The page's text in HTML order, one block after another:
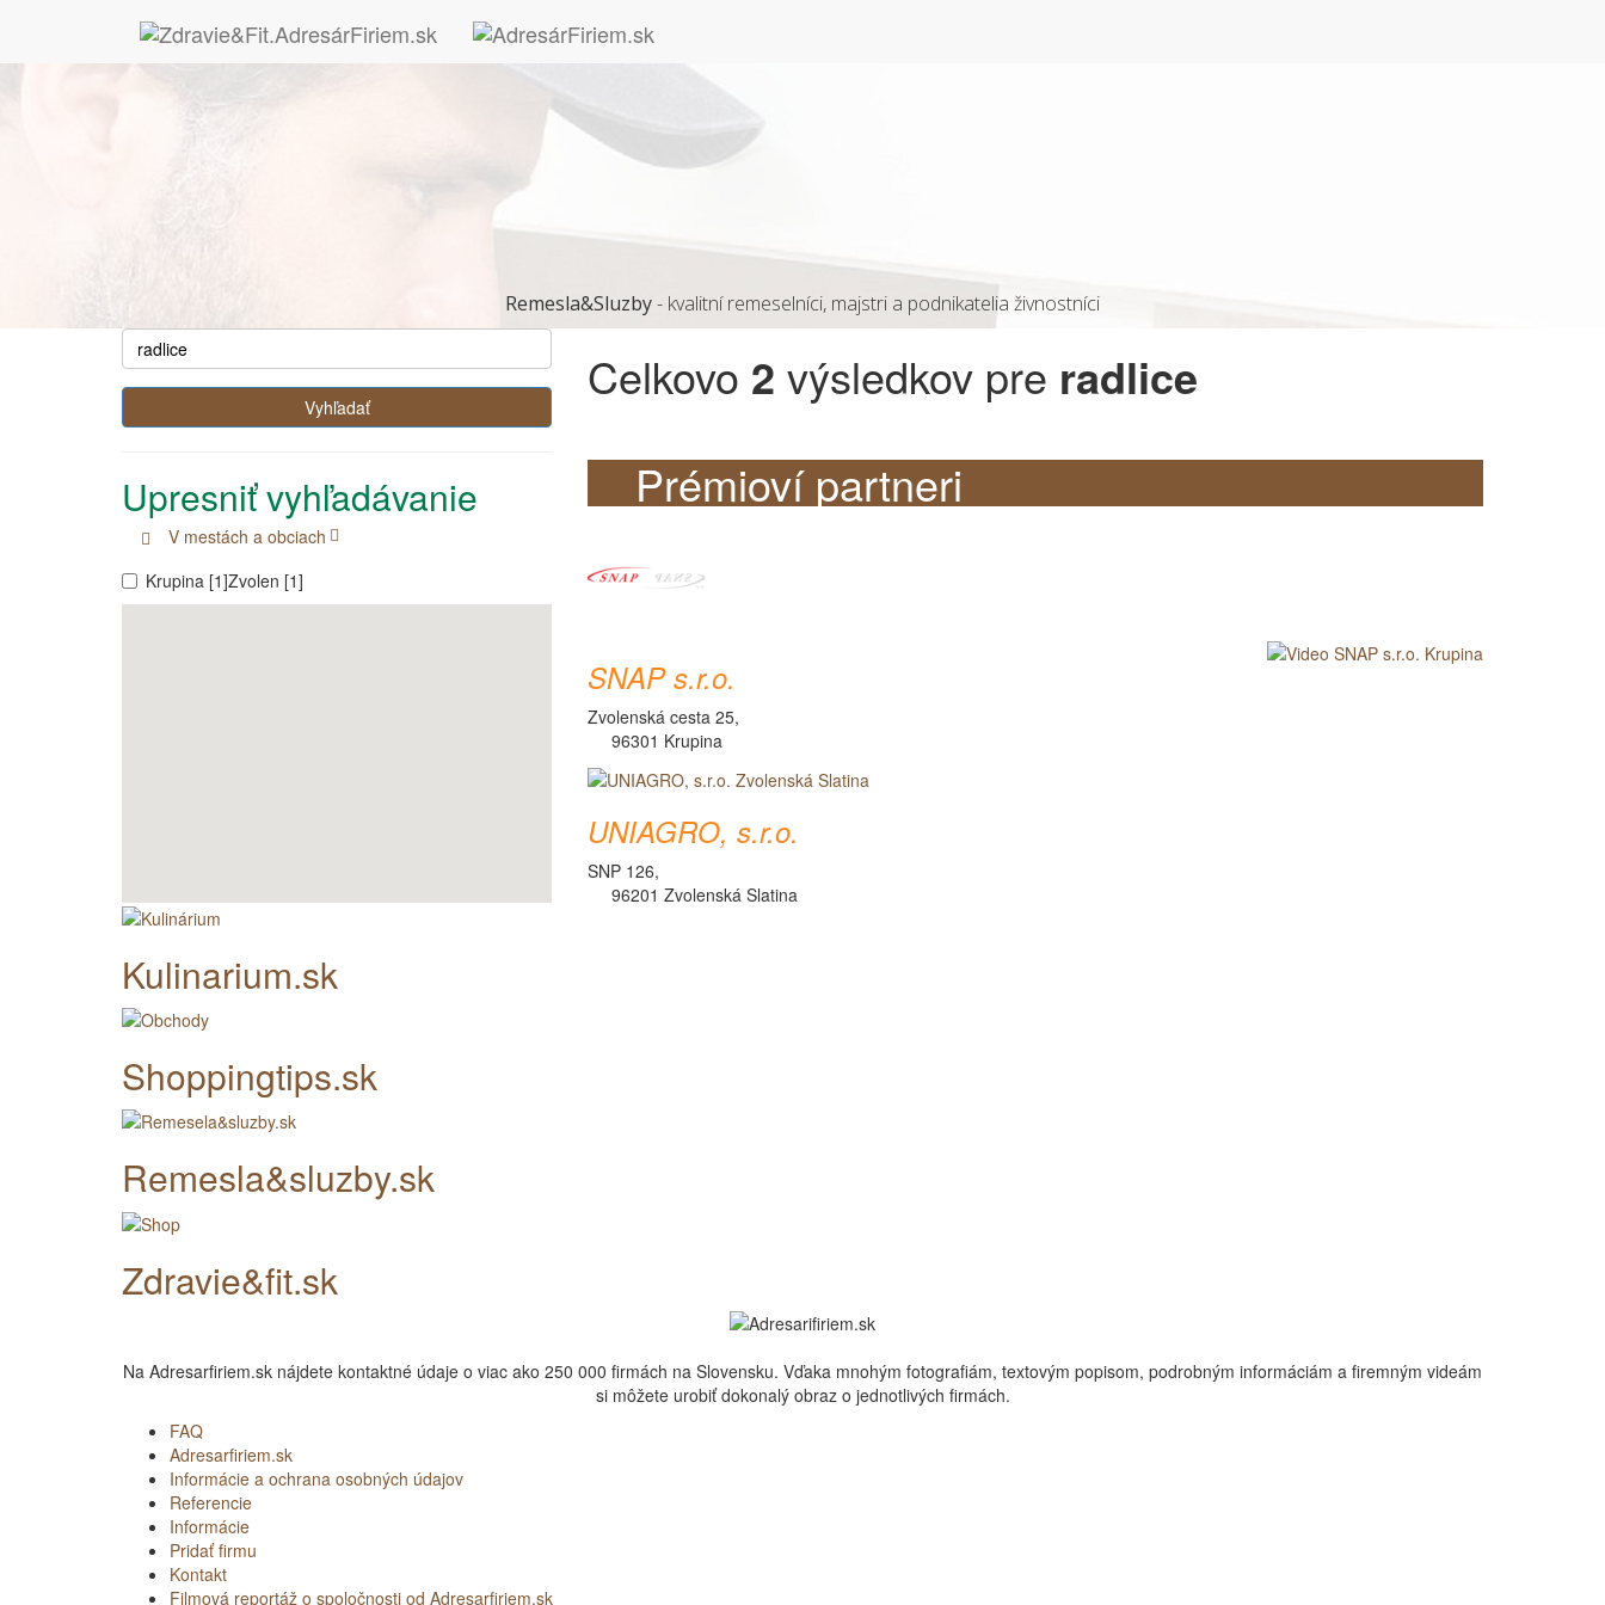
Remesla&Sluzby- kvalitní remeselníci, majstri a podnikatelia živnostníci
Upresniť vyhľadávanie
V mestách a obciach
Krupina [1]Zvolen [1]
Kulinarium.sk
Shoppingtips.sk
Remesla&sluzby.sk
Zdravie&fit.sk
Celkovo 2 výsledkov pre radlice
Prémioví partneri
SNAP s.r.o.
Zvolenská cesta 25,
96301 Krupina
UNIAGRO, s.r.o.
SNP 126,
96201 Zvolenská Slatina
Na Adresarfiriem.sk nájdete kontaktné údaje o viac ako 250 000 firmách na Slovensku. Vďaka mnohým fotografiám, textovým popisom, podrobným informáciám a firemným videám
si môžete urobiť dokonalý obraz o jednotlivých firmách.
FAQ
Adresarfiriem.sk
Informácie a ochrana osobných údajov
Referencie
Informácie
Pridať firmu
Kontakt
Filmová reportáž o spoločnosti od Adresarfiriem.sk